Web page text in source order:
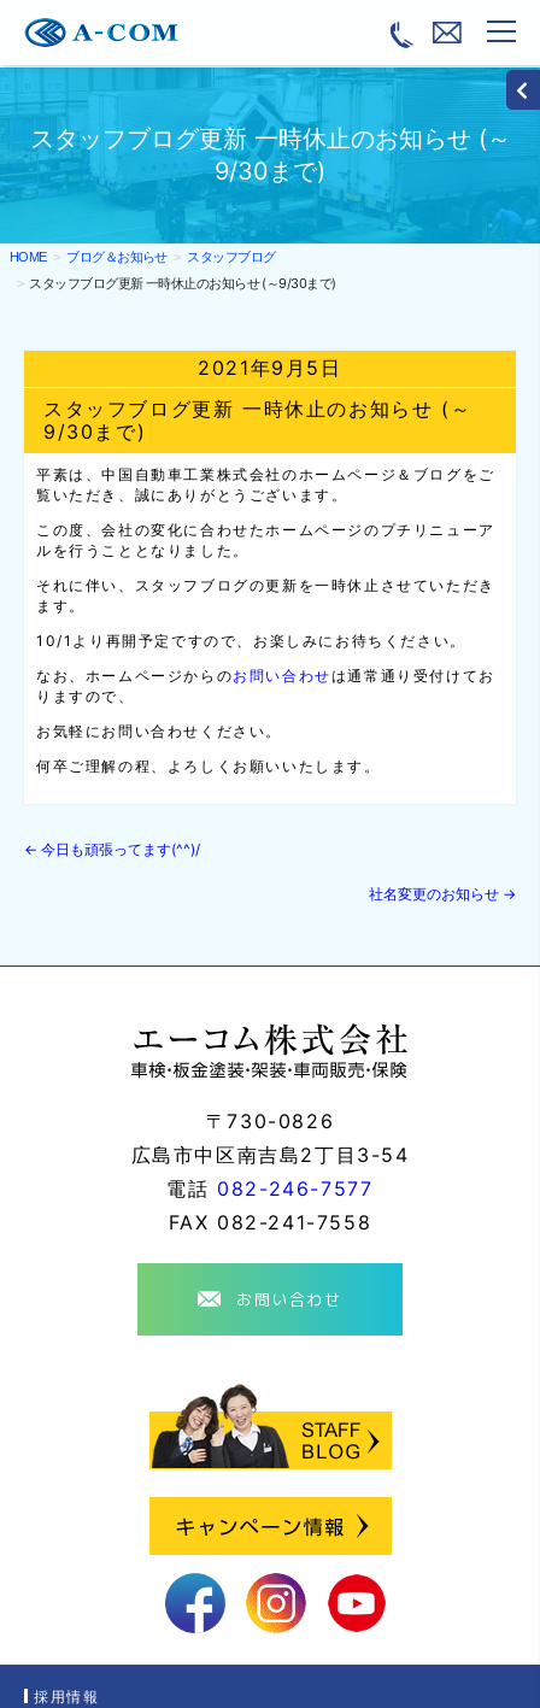
スタッフブログ更新 一時休止のお知らせ (～
9/30まで)
HOME ブログ＆お知らせ
スタッフブログ
スタッフブログ更新 一時休止のお知らせ (～9/30まで)
スタッフブログ更新 一時休止のお知らせ (～
9/30まで)
2021年9月5日
平素は、中国自動車工業株式会社のホームページ＆ブログをご
覧いただき、誠にありがとうございます。
この度、会社の変化に合わせたホームページのプチリニューア
ルを行うこととなりました。
それに伴い、スタッフブログの更新を一時休止させていただき
ます。
10/1より再開予定ですので、お楽しみにお待ちください。
なお、ホームページからのお問い合わせは通常通り受付けてお
りますので、
お気軽にお問い合わせください。
何卒ご理解の程、よろしくお願いいたします。
← 今日も頑張ってます(^^)/
社名変更のお知らせ →
〒730-0826
広島市中区南吉島2丁目3-54
電話 082-246-7577
FAX 082-241-7558
お問い合わせ
採用情報